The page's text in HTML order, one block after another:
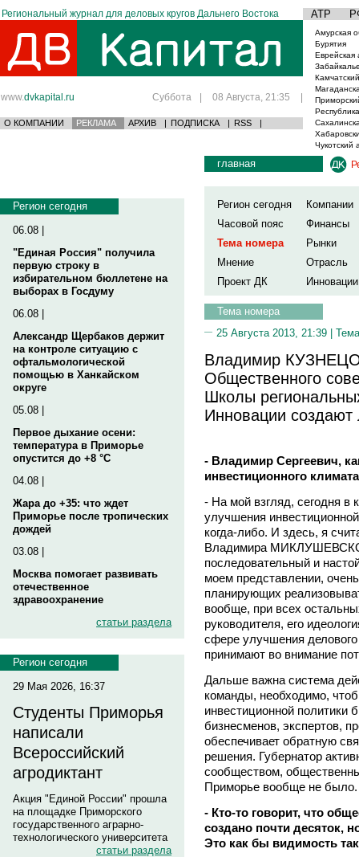
Региональный журнал для деловых кругов Дальнего Востока АТР
www.dvkapital.ru Суббота | 08 Августа, 21:35 |
О КОМПАНИИ РЕКЛАМА АРХИВ | ПОДПИСКА | RSS |
Амурская
Бурятия
Еврейская
Чукотский
Регион сегодня
06.08 |
"Единая Россия" получила
первую строку в
избирательном бюллетене на
выборах в Госдуму
06.08 |
Александр Щербаков держит
на контроле ситуацию с
офтальмологической
помощью в Ханкайском
округе
05.08 |
Первое дыхание осени:
температура в Приморье
опустится до +8 °C
04.08 |
Жара до +35: что ждет
Приморье после тропических
дождей
03.08 |
Москва помогает развивать
отечественное
здравоохранение
статьи раздела
Регион сегодня
29 Мая 2026, 16:37
Студенты Приморья
написали
Всероссийский
агродиктант
Акция "Единой России" прошла
на площадке Приморского
государственного аграрно-
технологического университета
статьи раздела
главная
Регион сегодня
Компании
Часовой пояс
Финансы
Тема номера
Рынки
Мнение
Отрасль
Проект ДК
Инновации
Тема номера
25 Августа 2013, 21:39 |
Владимир
Общественного
Школы
Инновации
- Владимир Сергеевич,
инвестиционного
- На мой взгляд, сегодня в
улучшения
когда-либо. И здесь, я
Владимира
последовательный и
моем представлении,
планирующих
вообще, при всех
руководителя, его
сфере улучшения
принимают во внимание
Дальше важна система
команды, необходимо,
инвестиционной политики
бизнесменов, экспертов,
обеспечивает обратную
решения. Губернатор
сообществом,
Приморье вообще не было.
- Кто-то говорит, что
создано почти десяток,
Это как бы видимость